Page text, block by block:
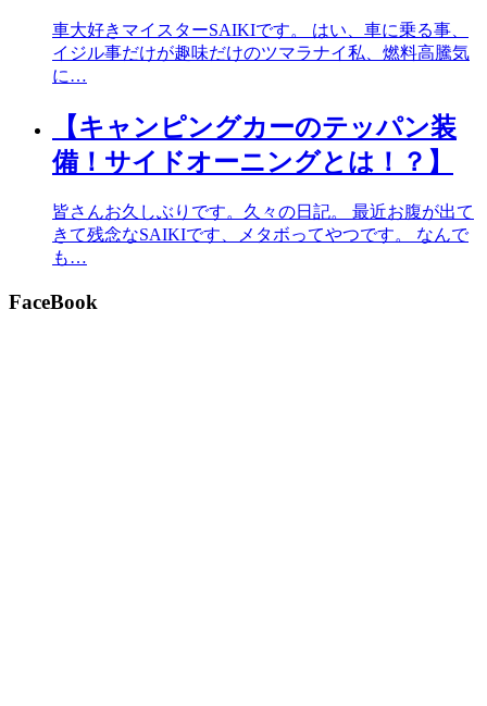
車大好きマイスターSAIKIです。 はい、車に乗る事、
イジル事だけが趣味だけのツマラナイ私、燃料高騰気
に…
【キャンピングカーのテッパン装
備！サイドオーニングとは！？】
皆さんお久しぶりです。久々の日記。 最近お腹が出て
きて残念なSAIKIです、メタボってやつです。 なんで
も…
FaceBook